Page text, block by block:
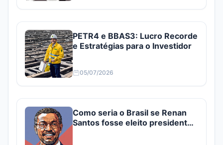
PETR4 e BBAS3: Lucro Recorde
e Estratégias para o Investidor
05/07/2026
Como seria o Brasil se Renan
Santos fosse eleito presidente?